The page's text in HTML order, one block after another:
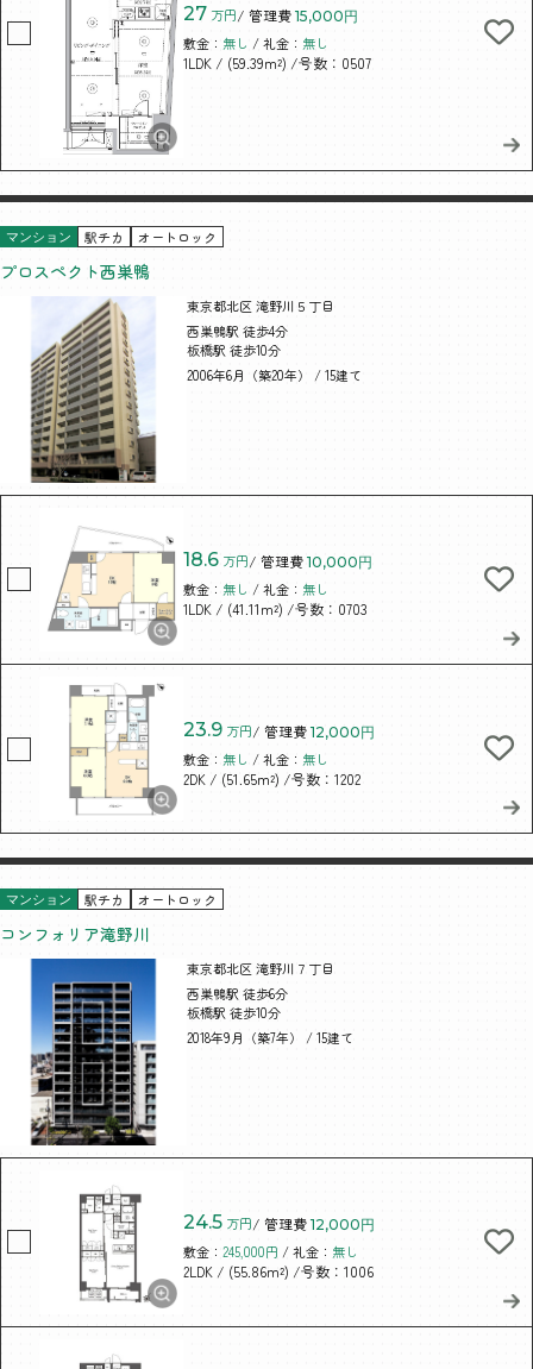
27 万円/ 管理費 15,000円
敷金： 無し / 礼金： 無し
1LDK / (59.39m²) /号数：0507
マンション 駅チカ オートロック
プロスペクト西巣鴨
東京都北区 滝野川５丁目
西巣鴨駅 徒歩4分
板橋駅 徒歩10分
2006年6月（築20年） / 15建て
18.6 万円/ 管理費 10,000円
敷金： 無し / 礼金： 無し
1LDK / (41.11m²) /号数：0703
23.9 万円/ 管理費 12,000円
敷金： 無し / 礼金： 無し
2DK / (51.65m²) /号数：1202
マンション 駅チカ オートロック
コンフォリア滝野川
東京都北区 滝野川７丁目
西巣鴨駅 徒歩6分
板橋駅 徒歩10分
2018年9月（築7年） / 15建て
24.5 万円/ 管理費 12,000円
敷金：245,000円 / 礼金： 無し
2LDK / (55.86m²) /号数：1006